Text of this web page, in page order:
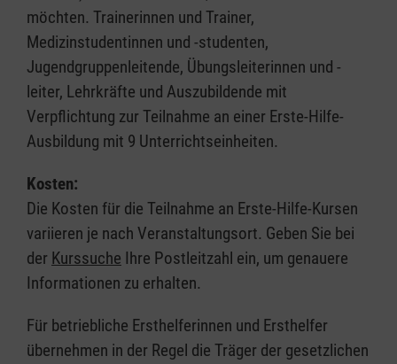
möchten. Trainerinnen und Trainer,
Medizinstudentinnen und -studenten,
Jugendgruppenleitende, Übungsleiterinnen und -
leiter, Lehrkräfte und Auszubildende mit
Verpflichtung zur Teilnahme an einer Erste-Hilfe-
Ausbildung mit 9 Unterrichtseinheiten.
Kosten:
Die Kosten für die Teilnahme an Erste-Hilfe-Kursen
variieren je nach Veranstaltungsort. Geben Sie bei
der Kurssuche Ihre Postleitzahl ein, um genauere
Informationen zu erhalten.
Für betriebliche Ersthelferinnen und Ersthelfer
übernehmen in der Regel die Träger der gesetzlichen